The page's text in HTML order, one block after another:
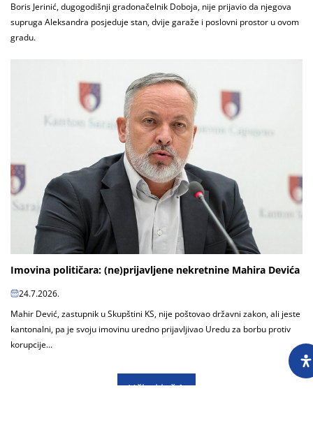
Boris Jerinić, dugogodišnji gradonačelnik Doboja, nije prijavio da njegova
supruga Aleksandra posjeduje stan, dvije garaže i poslovni prostor u ovom
gradu.
Imovina političara: (ne)prijavljene nekretnine Mahira Devića
24.7.2026.
Mahir Dević, zastupnik u Skupštini KS, nije poštovao državni zakon, ali jeste
kantonalni, pa je svoju imovinu uredno prijavljivao Uredu za borbu protiv
korupcije...
Učitaj još